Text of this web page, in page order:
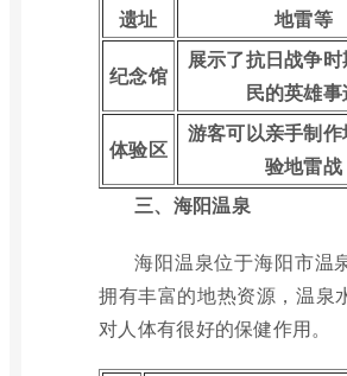
遗址
地雷等
纪念馆
展示了抗日战争
民的英雄事
体验区
游客可以亲手制
验地雷战
三、海阳温泉
海阳温泉位于海阳市温
拥有丰富的地热资源，温泉
对人体有很好的保健作用。